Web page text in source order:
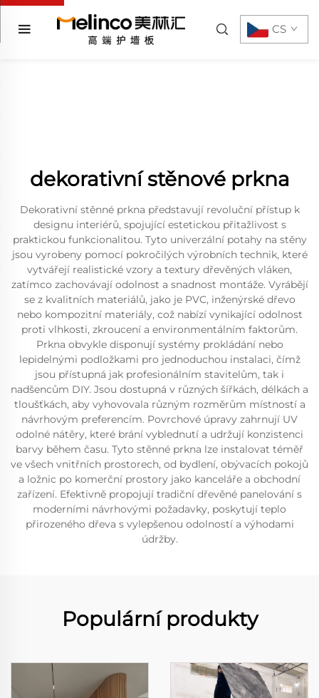
CS
dekorativní stěnové prkna
Dekorativní stěnné prkna představují revoluční přístup k
designu interiérů, spojující estetickou přitažlivost s
praktickou funkcionalitou. Tyto univerzální potahy na stěny
jsou vyrobeny pomocí pokročilých výrobních technik, které
vytvářejí realistické vzory a textury dřevěných vláken,
zatímco zachovávají odolnost a snadnost montáže. Vyrábějí
se z kvalitních materiálů, jako je PVC, inženýrské dřevo
nebo kompozitní materiály, což nabízí vynikající odolnost
proti vlhkosti, zkroucení a environmentálním faktorům.
Prkna obvykle disponují systémy prokládání nebo
lepidelnými podložkami pro jednoduchou instalaci, čímž
jsou přístupná jak profesionálním stavitelům, tak i
nadšencům DIY. Jsou dostupná v různých šířkách, délkách a
tloušťkách, aby vyhovovala různým rozměrům místností a
návrhovým preferencím. Povrchové úpravy zahrnují UV
odolné nátěry, které brání vyblednutí a udržují konzistenci
barvy během času. Tyto stěnné prkna lze instalovat téměř
ve všech vnitřních prostorech, od bydlení, obývacích pokojů
a ložnic po komerční prostory jako kanceláře a obchodní
zařízení. Efektivně propojují tradiční dřevěné panelování s
moderními návrhovými požadavky, poskytují teplo
přirozeného dřeva s vylepšenou odolností a výhodami
údržby.
Populární produkty